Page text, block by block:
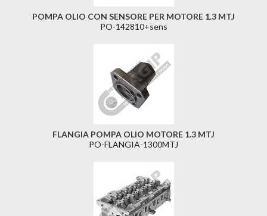
POMPA OLIO CON SENSORE PER MOTORE 1.3 MTJ
PO-142810+sens
FLANGIA POMPA OLIO MOTORE 1.3 MTJ
PO-FLANGIA-1300MTJ